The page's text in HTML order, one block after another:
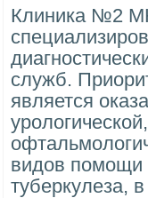
Клиника №2
служб.
является
видов помощи
туберкулеза,